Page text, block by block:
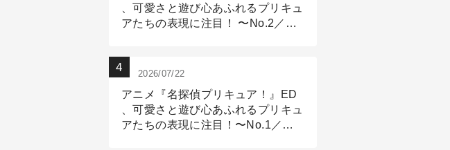
、可愛さと遊び心あふれるプリキュ
アたちの表現に注目！ 〜No.2／モ
2026/07/22
アニメ『名探偵プリキュア！』ED
、可愛さと遊び心あふれるプリキュ
アたちの表現に注目！〜No.1／演